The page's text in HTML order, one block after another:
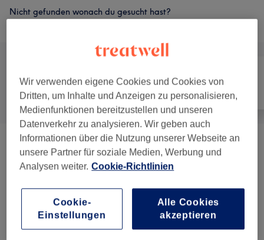
Nicht gefunden wonach du gesucht hast?
Alle Friseur Nägel
Coloration & Farbe (5) ab 53 €
) 15 €
Kosmetik (9)
Wir verwenden eigene Cookies und Cookies von
Dritten, um Inhalte und Anzeigen zu personalisieren,
Medienfunktionen bereitzustellen und unseren
Datenverkehr zu analysieren. Wir geben auch
Informationen über die Nutzung unserer Webseite an
unsere Partner für soziale Medien, Werbung und
Analysen weiter. Cookie-Richtlinien
Alle Cookies
akzeptieren
Cookie-
Einstellungen